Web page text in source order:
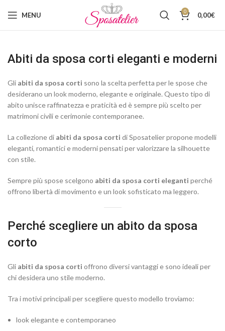
MENU 0 0,00€
Abiti da sposa corti eleganti e moderni
Gli abiti da sposa corti sono la scelta perfetta per le spose che
desiderano un look moderno, elegante e originale. Questo tipo di
abito unisce raffinatezza e praticità ed è sempre più scelto per
matrimoni civili e cerimonie contemporanee.
La collezione di abiti da sposa corti di Sposatelier propone modelli
eleganti, romantici e moderni pensati per valorizzare la silhouette
con stile.
Sempre più spose scelgono abiti da sposa corti eleganti perché
offrono libertà di movimento e un look sofisticato ma leggero.
Perché scegliere un abito da sposa
corto
Gli abiti da sposa corti offrono diversi vantaggi e sono ideali per
chi desidera uno stile moderno.
Tra i motivi principali per scegliere questo modello troviamo:
look elegante e contemporaneo